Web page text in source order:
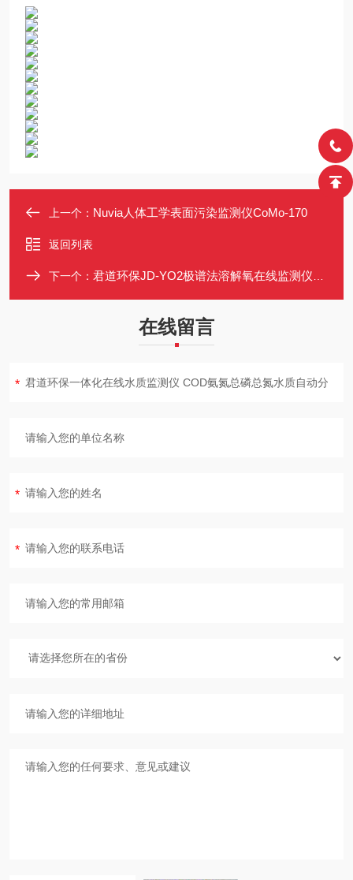
上一个： Nuvia人体工学表面污染监测仪CoMo-170
返回列表
下一个： 君道环保JD-YO2极谱法溶解氧在线监测仪RS-485,4~20MA
在线留言